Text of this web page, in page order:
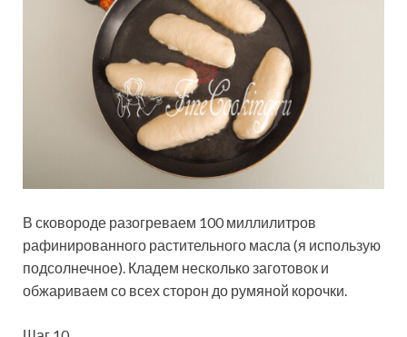
В сковороде разогреваем 100 миллилитров
рафинированного растительного масла (я использую
подсолнечное). Кладем несколько заготовок и
обжариваем со всех сторон до румяной корочки.